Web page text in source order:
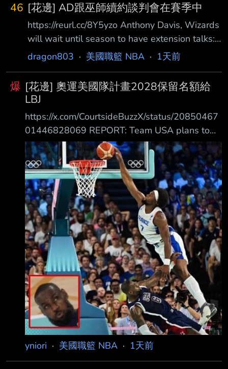
46 [花邊] AD跟巫師續約談判會在賽季中
https://reurl.cc/8Y5yzo Anthony Davis, Wizards
will wait until season to have extension talks:
Sources 自從華盛頓巫師交易得到 Anthony
Davis 與巫師是否可能建立長期合作關係的一個
重要時間點。 根據勞資協議中關於球員延長合
署 現有合約延長協議的日子。 不過，今天這個
取得續約資格的日期，
dragon803 · 美國職籃 NBA · 1天前
爆 [花邊] 奧運美國隊計畫2028保留名額給
LBJ
https://x.com/CourtsideBuzzX/status/20850467
01446828069 REPORT: Team USA plans to
give LeBron James a roster spot if he wants it
for the 2028 Olympic Games in Los Angeles
LeBron would be 44 years old. Should LeBron
go for Gold one last time? 據報導：奧運美國隊
計畫保留
yniori · 美國職籃 NBA · 1天前